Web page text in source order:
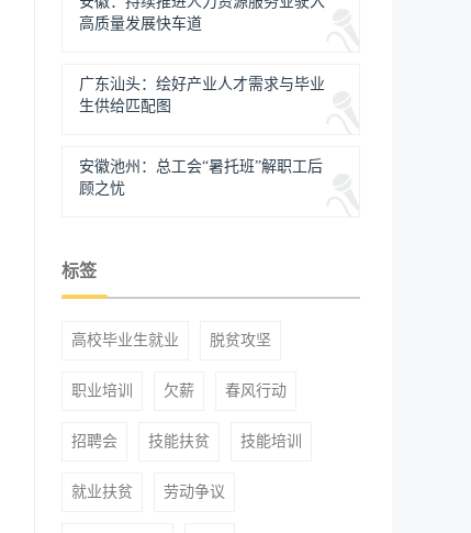
高质量发展快车道
广东汕头：绘好产业人才需求与毕业
生供给匹配图
安徽池州：总工会“暑托班”解职工后
顾之忧
标签
高校毕业生就业 脱贫攻坚
职业培训 欠薪 春风行动
招聘会 技能扶贫 技能培训
就业扶贫 劳动争议